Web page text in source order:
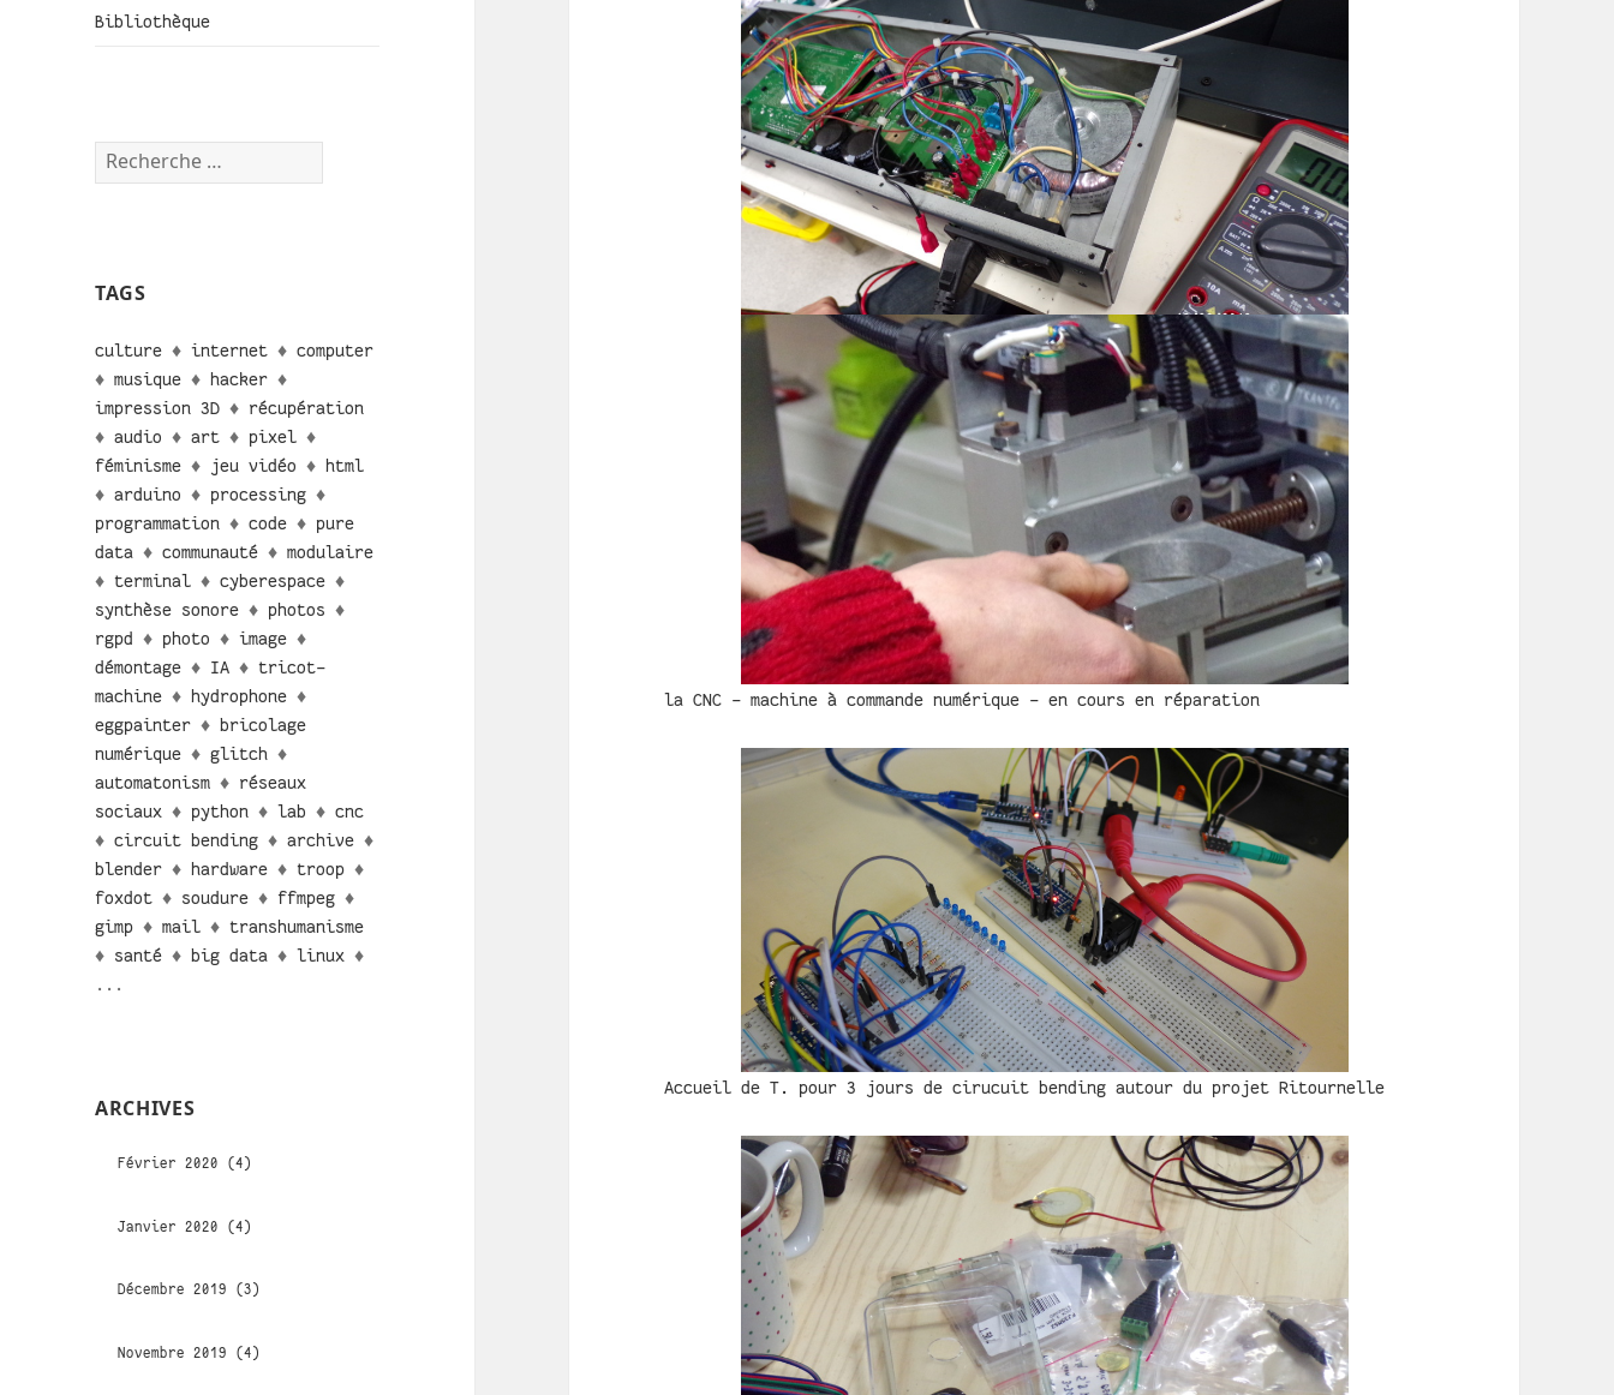
Bibliothèque
TAGS
culture ♦internet ♦computer
♦musique ♦ hacker ♦
impression 3D ♦ récupération
♦audio ♦art ♦ pixel ♦
féminisme ♦ jeu vidéo ♦
html
♦arduino ♦ processing ♦
programmation ♦code ♦ pure
data ♦communauté ♦modulaire
♦terminal ♦cyberespace ♦
synthèse sonore ♦ photos ♦
rgpd ♦ photo ♦image ♦
démontage ♦ IA ♦tricot-
machine ♦ hydrophone ♦
eggpainter ♦
bricolage
numérique ♦glitch ♦
automatonism ♦ réseaux
sociaux ♦ python ♦lab ♦cnc
♦circuit bending ♦archive ♦
blender ♦ hardware ♦troop ♦
foxdot ♦ soudure ♦ffmpeg ♦
gimp ♦mail ♦transhumanisme
♦ santé ♦ big data ♦linux ♦
...
ARCHIVES
Février 2020 (4)
Janvier 2020 (4)
Décembre 2019 (3)
Novembre 2019 (4)
la CNC - machine à commande numérique - en cours en réparation
Accueil de T. pour 3 jours de cirucuit bending autour du projet Ritournelle